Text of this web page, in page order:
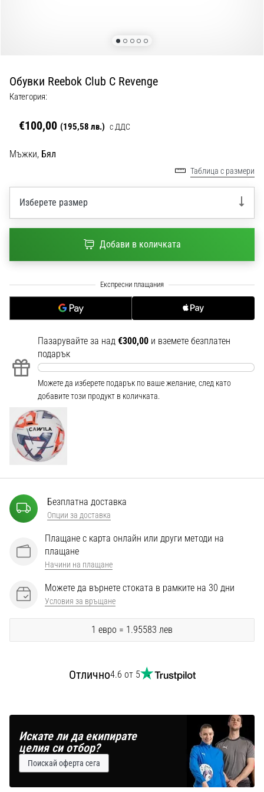
Nike,
adidas
PUMA.
Бъди
от
мач,
гол
•
Nike
6
футболни
обувки
Phantom
–
прецизност,
контрол
мощ
във
всяко
докосване.
играчи,
Покажи
Обувки Reebok Club C Revenge
Категория:
€100,00 (195,58 лв.) с ДДС
Мъжки, Бял
Таблица с размери
Изберете размер
Добави в количката
Пазарувайте за над €300,00 и вземете безплатен
подарък
Можете да изберете подарък по ваше желание, след като
добавите този продукт в количката.
Безплатна доставка
Опции за доставка
Плащане с карта онлайн или други методи на
плащане
Начини на плащане
Можете да върнете стоката в рамките на 30 дни
Условия за връщане
1 евро = 1.95583 лев
Отлично4.6 от 5
Искате ли да екипирате
целия си отбор?
Поискай оферта сега